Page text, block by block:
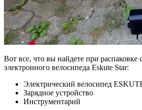
Вот все, что вы найдете при распаковке
электронного велосипеда Eskute Star:
Электрический велосипед
Зарядное устройство
Инструментарий